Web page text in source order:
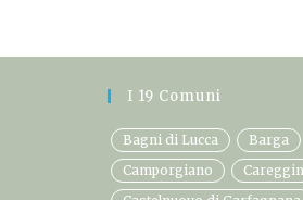
I 19 Comuni
Bagni di Lucca Barga
Camporgiano